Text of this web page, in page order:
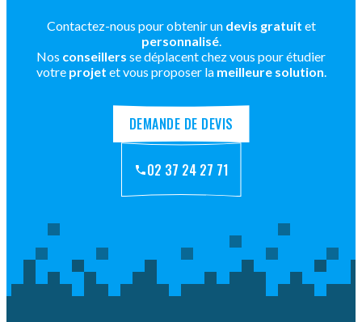
Contactez-nous pour obtenir un devis gratuit et
personnalisé.
Nos conseillers se déplacent chez vous pour étudier
votre projet et vous proposer la meilleure solution.
DEMANDE DE DEVIS
02 37 24 27 71